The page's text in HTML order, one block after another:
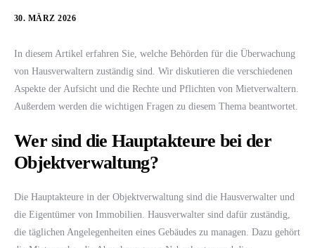
30. MÄRZ 2026
In diesem Artikel erfahren Sie, welche Behörden für die Überwachung
von Hausverwaltern zuständig sind. Wir diskutieren die verschiedenen
Aspekte der Aufsicht und die Rechte und Pflichten von Mietverwaltern.
Außerdem werden die wichtigen Fragen zu diesem Thema beantwortet.
Wer sind die Hauptakteure bei der
Objektverwaltung?
Die Hauptakteure in der Objektverwaltung sind die Hausverwalter und
die Eigentümer von Immobilien. Hausverwalter sind dafür zuständig,
die täglichen Angelegenheiten eines Gebäudes zu managen. Dazu gehört